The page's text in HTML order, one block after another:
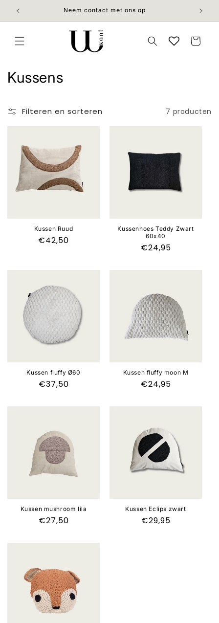
naar de
content
Neem contact met ons op
Winkelwagen
C
l
Kussens
Filteren en sorteren 7 producten
Kussen Ruud
Normale
€42,50
Kussenhoes Teddy Zwart
60x40
Normale
€24,95
Kussen fluffy Ø60
Normale
€37,50
Kussen fluffy moon M
Normale
€24,95
Kussen mushroom lila
Normale
€27,50
Kussen Eclips zwart
Normale
€29,95